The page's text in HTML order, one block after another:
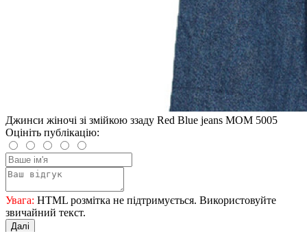
Джинси жіночі зі змійкою ззаду Red Blue jeans MOM 5005
Оцініть публікацію:
Увага: HTML розмітка не підтримується. Використовуйте
звичайний текст.
Далі